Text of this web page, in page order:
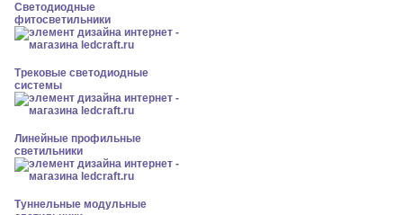
Светодиодные
фитосветильники
Трековые светодиодные
системы
Линейные профильные
светильники
Туннельные модульные